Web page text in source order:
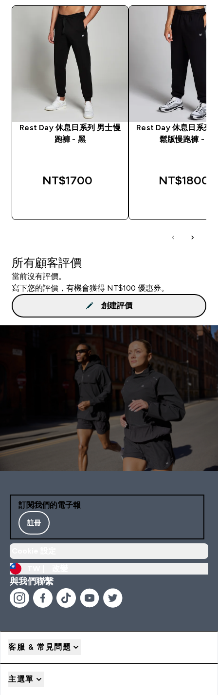
Rest Day 休息日系列 男士慢
跑褲 - 黑
NT$1700‎
Rest Day 休息日系列
鬆版慢跑褲 - 黑
NT$1800‎
所有顧客評價
當前沒有評價。
寫下您的評價，有機會獲得 NT$100 優惠券。
創建評價
訂閱我們的電子報
註冊
與我們聯繫
客服 & 常見問題
主選單